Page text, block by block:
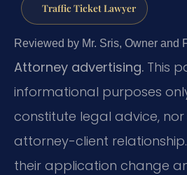
Traffic Ticket Lawyer
Reviewed by Mr. Sris, Owner and
Attorney advertising. This
informational purposes
constitute legal advice,
attorney-client
their application change